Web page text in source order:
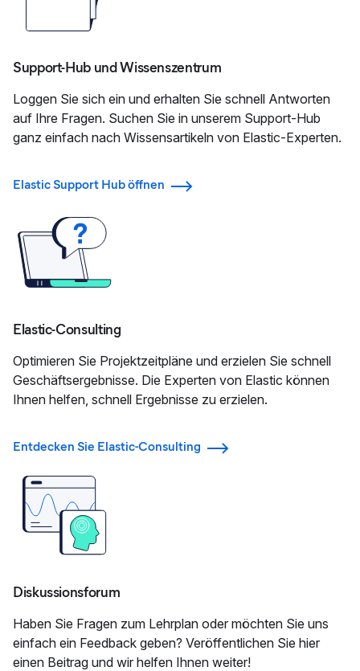
Support-Hub und Wissenszentrum
Loggen Sie sich ein und erhalten Sie schnell Antworten
auf Ihre Fragen. Suchen Sie in unserem Support-Hub
ganz einfach nach Wissensartikeln von Elastic-Experten.
Elastic Support Hub öffnen
Elastic-Consulting
Optimieren Sie Projektzeitpläne und erzielen Sie schnell
Geschäftsergebnisse. Die Experten von Elastic können
Ihnen helfen, schnell Ergebnisse zu erzielen.
Entdecken Sie Elastic-Consulting
Diskussionsforum
Haben Sie Fragen zum Lehrplan oder möchten Sie uns
einfach ein Feedback geben? Veröffentlichen Sie hier
einen Beitrag und wir helfen Ihnen weiter!